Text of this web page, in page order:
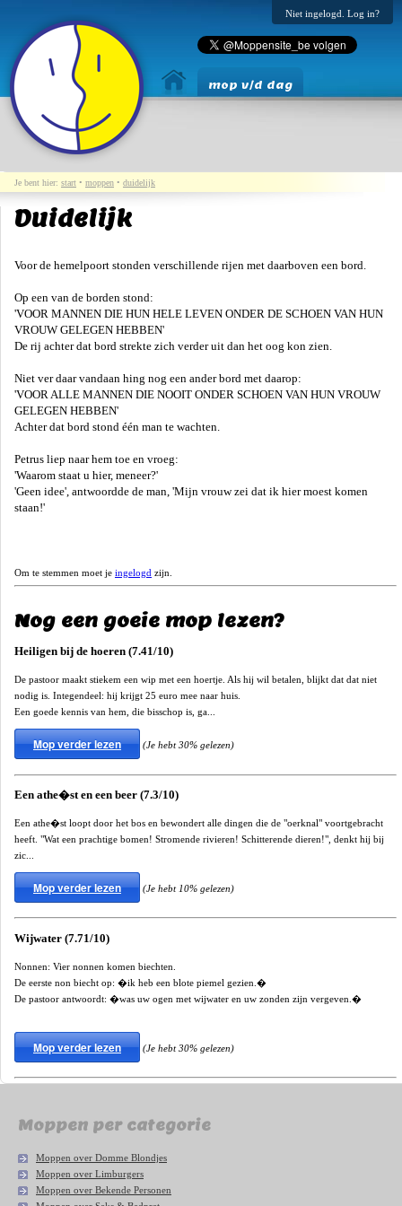
Niet ingelogd. Log in?
mop v/d dag
Je bent hier: start • moppen • duidelijk
Duidelijk
Voor de hemelpoort stonden verschillende rijen met daarboven een bord.
Op een van de borden stond:
'VOOR MANNEN DIE HUN HELE LEVEN ONDER DE SCHOEN VAN HUN
VROUW GELEGEN HEBBEN'
De rij achter dat bord strekte zich verder uit dan het oog kon zien.
Niet ver daar vandaan hing nog een ander bord met daarop:
'VOOR ALLE MANNEN DIE NOOIT ONDER SCHOEN VAN HUN VROUW
GELEGEN HEBBEN'
Achter dat bord stond één man te wachten.
Petrus liep naar hem toe en vroeg:
'Waarom staat u hier, meneer?'
'Geen idee', antwoordde de man, 'Mijn vrouw zei dat ik hier moest komen
staan!'
Om te stemmen moet je ingelogd zijn.
Nog een goeie mop lezen?
Heiligen bij de hoeren (7.41/10)
De pastoor maakt stiekem een wip met een hoertje. Als hij wil betalen, blijkt dat dat niet
nodig is. Integendeel: hij krijgt 25 euro mee naar huis.
Een goede kennis van hem, die bisschop is, ga...
Mop verder lezen (Je hebt 30% gelezen)
Een athe�st en een beer (7.3/10)
Een athe�st loopt door het bos en bewondert alle dingen die de "oerknal" voortgebracht
heeft. "Wat een prachtige bomen! Stromende rivieren! Schitterende dieren!", denkt hij bij
zic...
Mop verder lezen (Je hebt 10% gelezen)
Wijwater (7.71/10)
Nonnen: Vier nonnen komen biechten.
De eerste non biecht op: �ik heb een blote piemel gezien.�
De pastoor antwoordt: �was uw ogen met wijwater en uw zonden zijn vergeven.�
Mop verder lezen (Je hebt 30% gelezen)
Moppen per categorie
Moppen over Domme Blondjes
Moppen over Limburgers
Moppen over Bekende Personen